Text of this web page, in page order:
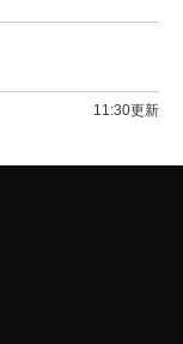
11:30更新